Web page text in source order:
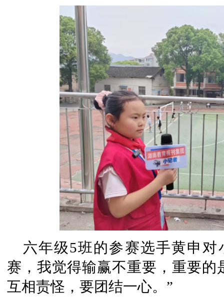
六年级5班的参赛选手黄申
赛，我觉得输赢不重要，重要
互相责怪，要团结一心。”